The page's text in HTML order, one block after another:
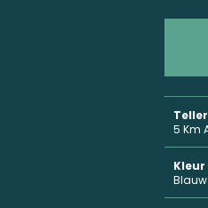
5 Km
Kleur
Blauw